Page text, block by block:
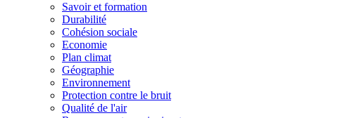
Savoir et formation
Durabilité
Cohésion sociale
Economie
Plan climat
Géographie
Environnement
Protection contre le bruit
Qualité de l'air